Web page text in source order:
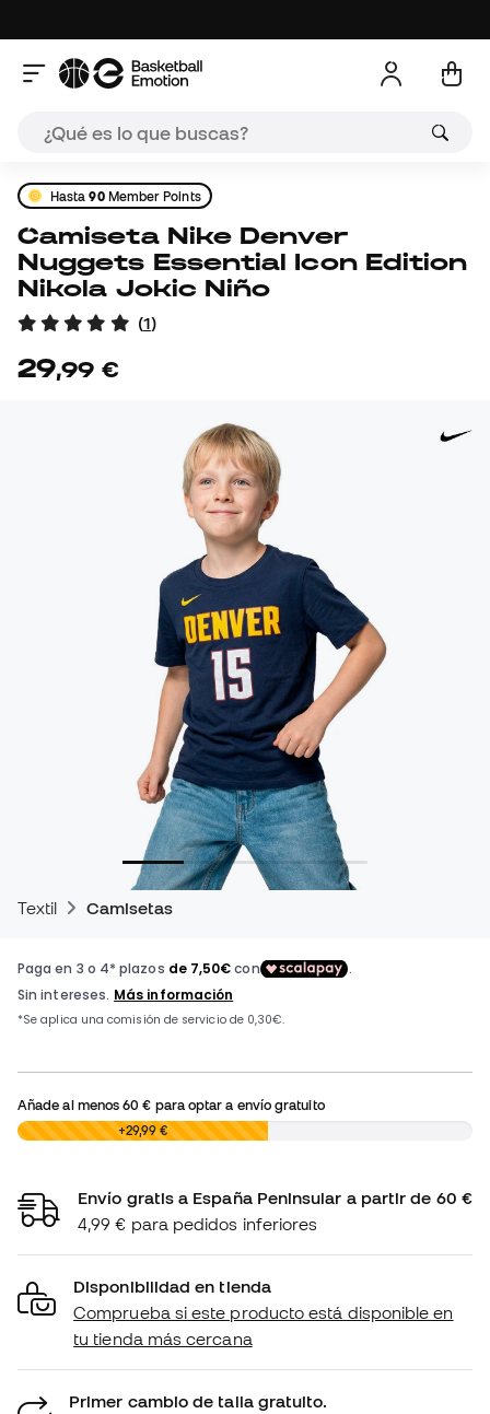
Hasta90Member Points
Camiseta Nike Denver
Nuggets Essential Icon Edition
Nikola Jokic Niño
(1)
29,99 €
Textil Camisetas
Añade al menos60 € para optar a envío gratuito
0,00 € +29,99 €
Envío gratis a España Peninsular a partir de 60 €
4,99 € para pedidos inferiores
Disponibilidad en tienda
Comprueba si este producto está disponible en
tu tienda más cercana
Primer cambio de talla gratuito.